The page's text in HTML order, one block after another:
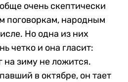
очень скептически
поговоркам, народным
Но одна из них
четко и она гласит:
на зиму не ложится.
в октябре, он тает